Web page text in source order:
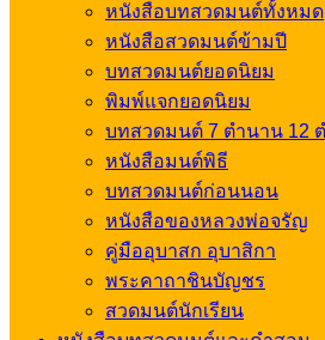
หนังสือบทสวดมนต์ทั้งหมด
หนังสือสวดมนต์ข้ามปี
บทสวดมนต์ยอดนิยม
พิมพ์แจกยอดนิยม
บทสวดมนต์ 7 ตำนาน 12
หนังสือมนต์พิธี
บทสวดมนต์ก่อนนอน
หนังสือของหลวงพ่อจรัญ
คู่มืออุบาสก อุบาสิกา
พระคาถาชินบัญชร
สวดมนต์นักเรียน